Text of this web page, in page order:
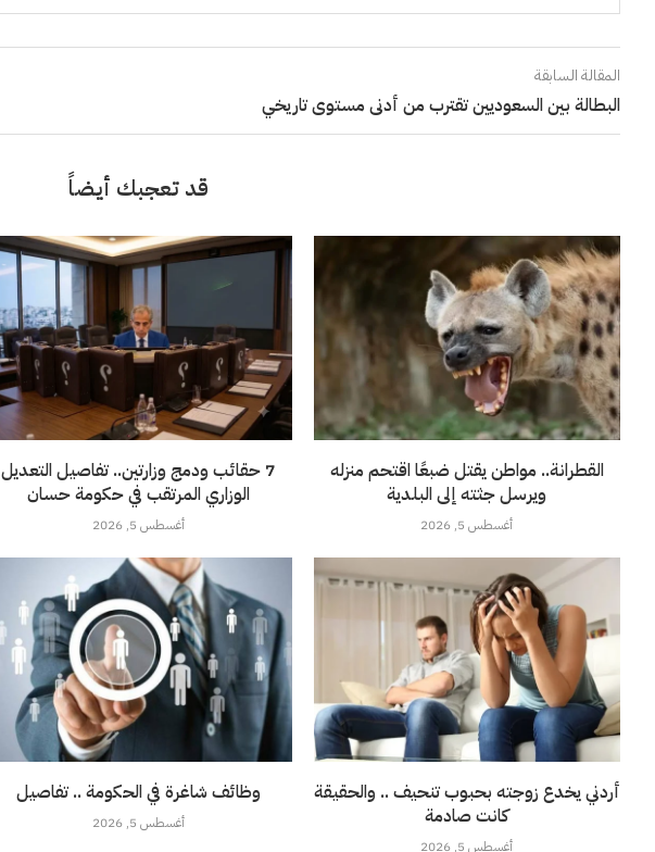
المقالة السابقة
البطالة بين السعوديين تقترب من أدنى مستوى تاريخي
قد تعجبك أيضاً
7 حقائب ودمج وزارتين.. تفاصيل التعديل
الوزاري المرتقب في حكومة حسان
أغسطس 5, 2026
القطرانة.. مواطن يقتل ضبعًا اقتحم منزله
ويرسل جثته إلى البلدية
أغسطس 5, 2026
وظائف شاغرة في الحكومة .. تفاصيل
أغسطس 5, 2026
أردني يخدع زوجته بحبوب تنحيف .. والحقيقة
كانت صادمة
أغسطس 5, 2026